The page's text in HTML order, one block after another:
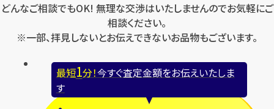
どんなご相談でもOK! 無理な交渉はいたしませんのでお気軽にご
相談ください。
※一部、拝見しないとお伝えできないお品物もございます。
最短1分！今すぐ査定金額をお伝えいたしま
す